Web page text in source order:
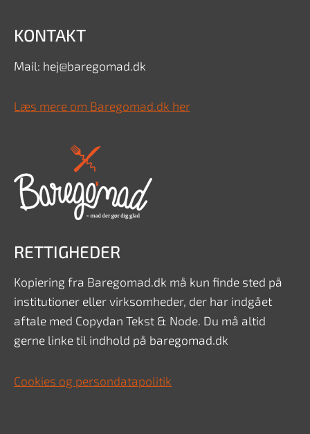
KONTAKT
Mail: hej@baregomad.dk
Læs mere om Baregomad.dk her
RETTIGHEDER
Kopiering fra Baregomad.dk må kun finde sted på
institutioner eller virksomheder, der har indgået
aftale med Copydan Tekst & Node. Du må altid
gerne linke til indhold på baregomad.dk
Cookies og persondatapolitik